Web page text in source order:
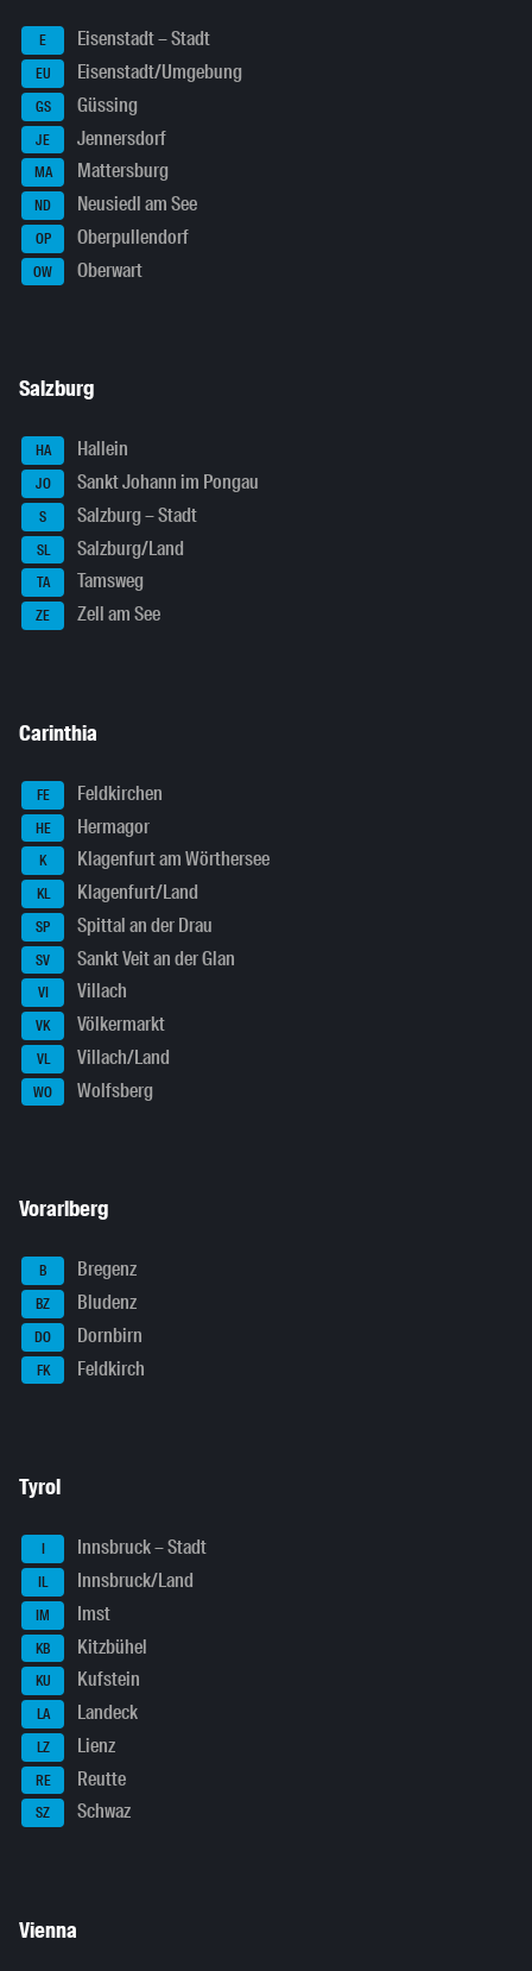
E Eisenstadt – Stadt
EU Eisenstadt/Umgebung
GS Güssing
JE Jennersdorf
MA Mattersburg
ND Neusiedl am See
OP Oberpullendorf
OW Oberwart
Salzburg
HA Hallein
JO Sankt Johann im Pongau
S Salzburg – Stadt
SL Salzburg/Land
TA Tamsweg
ZE Zell am See
Carinthia
FE Feldkirchen
HE Hermagor
K Klagenfurt am Wörthersee
KL Klagenfurt/Land
SP Spittal an der Drau
SV Sankt Veit an der Glan
VI Villach
VK Völkermarkt
VL Villach/Land
WO Wolfsberg
Vorarlberg
B Bregenz
BZ Bludenz
DO Dornbirn
FK Feldkirch
Tyrol
I Innsbruck – Stadt
IL Innsbruck/Land
IM Imst
KB Kitzbühel
KU Kufstein
LA Landeck
LZ Lienz
RE Reutte
SZ Schwaz
Vienna